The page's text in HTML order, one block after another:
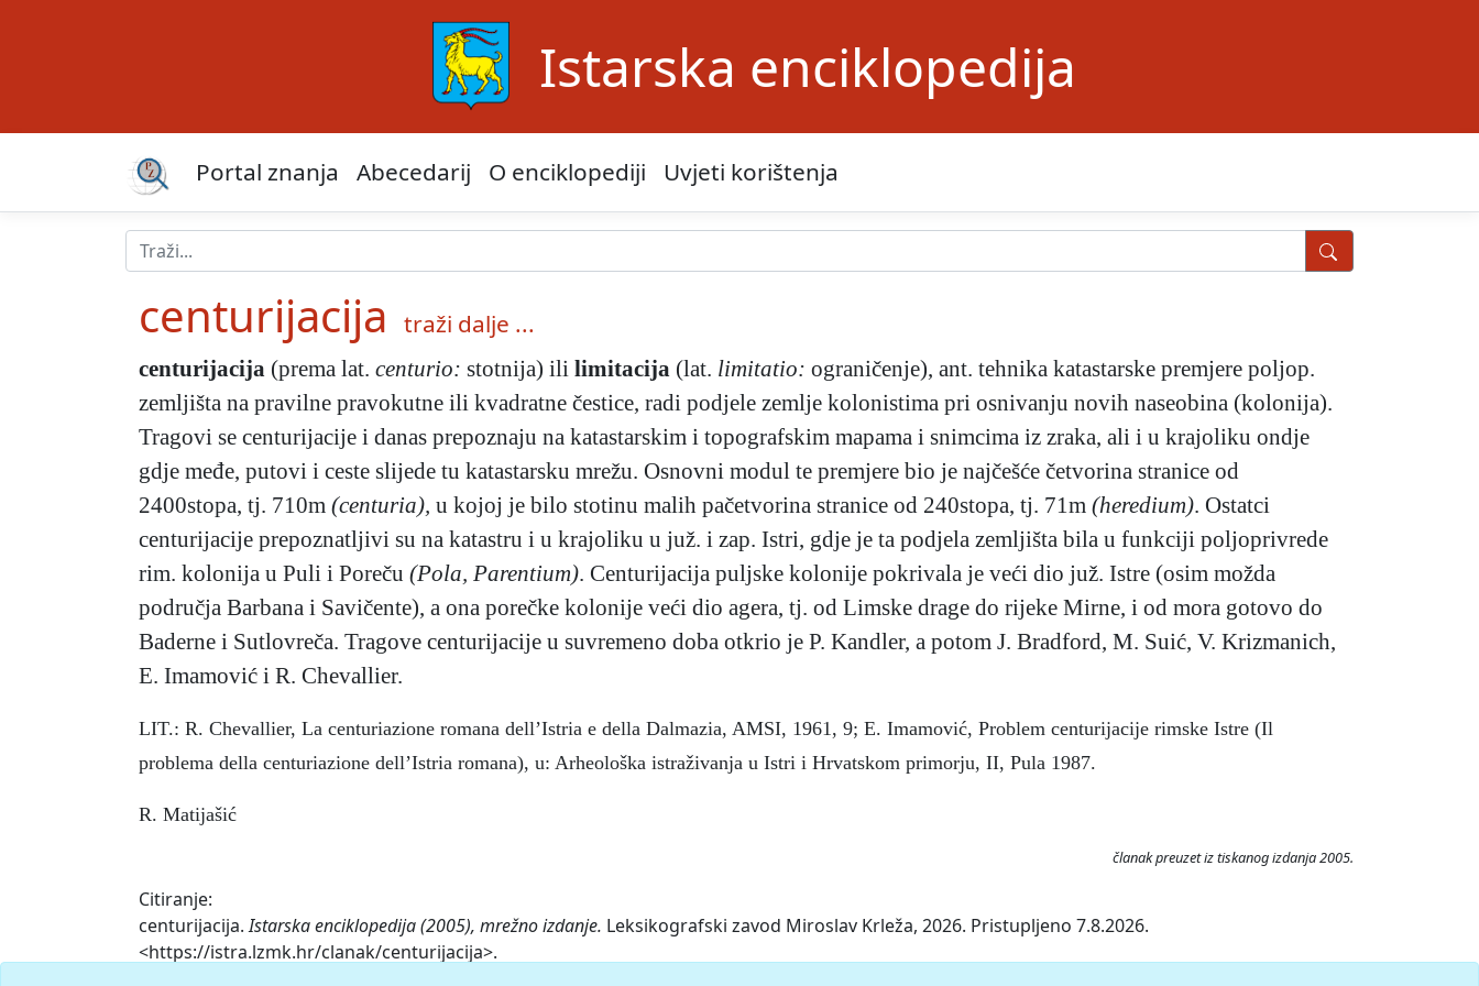
Istarska enciklopedija
Portal znanja Abecedarij O enciklopediji Uvjeti korištenja
centurijacija traži dalje ...
centurijacija (prema lat. centurio: stotnija) ili limitacija (lat. limitatio: ograničenje), ant. tehnika katastarske premjere poljop.
zemljišta na pravilne pravokutne ili kvadratne čestice, radi podjele zemlje kolonistima pri osnivanju novih naseobina (kolonija).
Tragovi se centurijacije i danas prepoznaju na katastarskim i topografskim mapama i snimcima iz zraka, ali i u krajoliku ondje
gdje međe, putovi i ceste slijede tu katastarsku mrežu. Osnovni modul te premjere bio je najčešće četvorina stranice od
2400stopa, tj. 710m (centuria), u kojoj je bilo stotinu malih pačetvorina stranice od 240stopa, tj. 71m (heredium). Ostatci
centurijacije prepoznatljivi su na katastru i u krajoliku u juž. i zap. Istri, gdje je ta podjela zemljišta bila u funkciji poljoprivrede
rim. kolonija u Puli i Poreču (Pola, Parentium). Centurijacija puljske kolonije pokrivala je veći dio juž. Istre (osim možda
područja Barbana i Savičente), a ona porečke kolonije veći dio agera, tj. od Limske drage do rijeke Mirne, i od mora gotovo do
Baderne i Sutlovreča. Tragove centurijacije u suvremeno doba otkrio je P. Kandler, a potom J. Bradford, M. Suić, V. Krizmanich,
E. Imamović i R. Chevallier.
LIT.: R. Chevallier, La centuriazione romana dell’Istria e della Dalmazia, AMSI, 1961, 9; E. Imamović, Problem centurijacije rimske Istre (Il
problema della centuriazione dell’Istria romana), u: Arheološka istraživanja u Istri i Hrvatskom primorju, II, Pula 1987.
R. Matijašić
članak preuzet iz tiskanog izdanja 2005.
Citiranje:
centurijacija.Istarska enciklopedija (2005), mrežno izdanje. Leksikografski zavod Miroslav Krleža, 2026. Pristupljeno 7.8.2026.
<https://istra.lzmk.hr/clanak/centurijacija>.